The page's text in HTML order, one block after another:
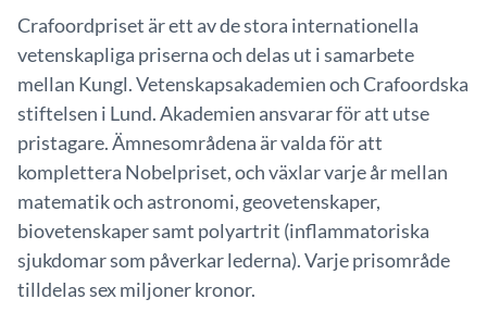
Crafoordpriset är ett av de stora internationella
vetenskapliga priserna och delas ut i samarbete
mellan Kungl. Vetenskapsakademien och Crafoordska
stiftelsen i Lund. Akademien ansvarar för att utse
pristagare. Ämnesområdena är valda för att
komplettera Nobelpriset, och växlar varje år mellan
matematik och astronomi, geovetenskaper,
biovetenskaper samt polyartrit (inflammatoriska
sjukdomar som påverkar lederna). Varje prisområde
tilldelas sex miljoner kronor.